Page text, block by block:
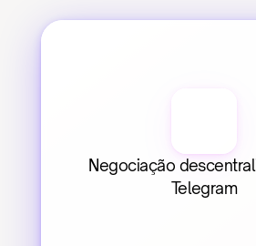
Negociação
Telegram